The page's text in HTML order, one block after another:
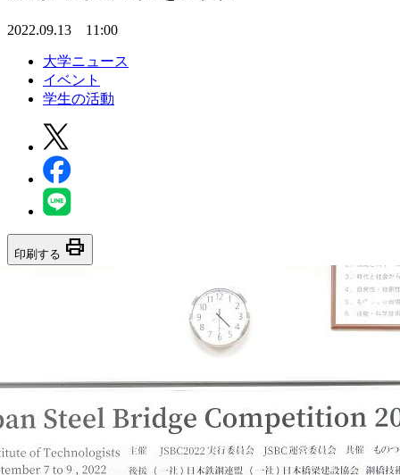
2022.09.13 11:00
大学ニュース
イベント
学生の活動
印刷する print